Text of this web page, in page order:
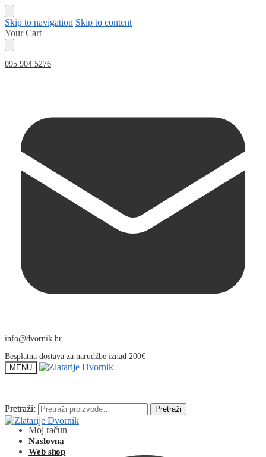
Skip to navigation Skip to content
Your Cart
095 904 5276
info@dvornik.hr
Besplatna dostava za narudžbe iznad 200€
MENU
Pretraži: Pretraži
Moj račun
Pretraži: Pretraži
Naslovna
Web shop